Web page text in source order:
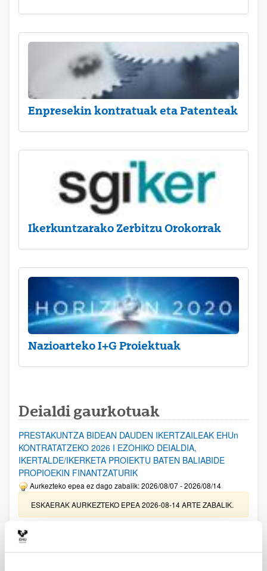
Enpresekin kontratuak eta Patenteak
Ikerkuntzarako Zerbitzu Orokorrak
Nazioarteko I+G Proiektuak
Deialdi gaurkotuak
PRESTAKUNTZA BIDEAN DAUDEN IKERTZAILEAK EHUn
KONTRATATZEKO 2026 I EZOHIKO DEIALDIA,
IKERTALDE/IKERKETA PROIEKTU BATEN BALIABIDE
PROPIOEKIN FINANTZATURIK
Aurkezteko epea ez dago zabalik: 2026/08/07 - 2026/08/14
ESKAERAK AURKEZTEKO EPEA 2026-08-14 ARTE ZABALIK.
UPV/EHUn Azpiegitura Zientifikoa eta Funts Bibliografikoak
erosi eta berritzeko laguntzak 2026